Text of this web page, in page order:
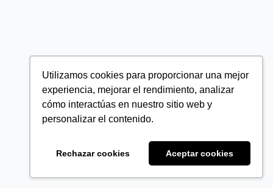
Utilizamos cookies para proporcionar una mejor
experiencia, mejorar el rendimiento, analizar
cómo interactúas en nuestro sitio web y
personalizar el contenido.
Rechazar cookies Aceptar cookies